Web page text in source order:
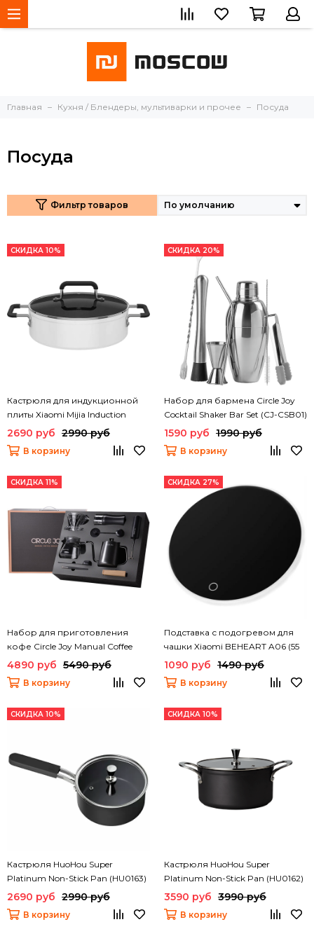
Главная Кухня / Блендеры, мультиварки и прочее Посуда
Посуда
Фильтр товаров
СКИДКА 10%
Кастрюля для индукционной
плиты Xiaomi Mijia Induction
Cooker (GJT02CM)
2690 руб 2990 руб
В корзину
СКИДКА 20%
Набор для бармена Circle Joy
Cocktail Shaker Bar Set (CJ-CSB01)
1590 руб 1990 руб
В корзину
СКИДКА 11%
Набор для приготовления
кофе Circle Joy Manual Coffee
Maker Set 9 in 1 (CJ-CFS01)
4890 руб 5490 руб
В корзину
СКИДКА 27%
Подставка с подогревом для
чашки Xiaomi BEHEART A06 (55
градусов)
1090 руб 1490 руб
В корзину
СКИДКА 10%
Кастрюля HuoHou Super
Platinum Non-Stick Pan (HU0163)
2690 руб 2990 руб
В корзину
СКИДКА 10%
Кастрюля HuoHou Super
Platinum Non-Stick Pan (HU0162)
3590 руб 3990 руб
В корзину